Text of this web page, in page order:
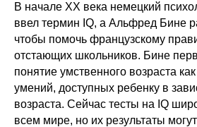
В начале XX века немецкий
ввел термин IQ, а Альфред Бине
чтобы помочь французскому
отстающих школьников. Бине
понятие умственного возраста
умений, доступных ребенку в
возраста. Сейчас тесты на IQ
всем мире, но их результаты